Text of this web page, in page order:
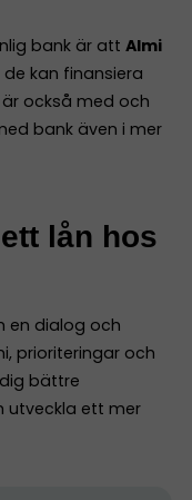
bank är att Almi
kan finansiera
också med och
bank även i mer
lån hos
en dialog och
prioriteringar och
bättre
ett mer